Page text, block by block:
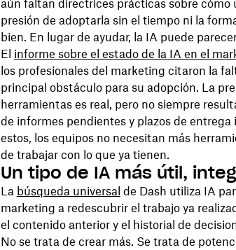
aún faltan directrices prácticas sobre cómo
presión de adoptarla sin el tiempo ni la
bien. En lugar de ayudar, la IA puede
El informe sobre el estado de la IA en el
los profesionales del marketing citaron la
principal obstáculo para su adopción. La
herramientas es real, pero no siempre
de informes pendientes y plazos de
estos, los equipos no necesitan más
de trabajar con lo que ya tienen.
Un tipo de IA más útil,
La búsqueda universal de Dash utiliza IA
marketing a redescubrir el trabajo ya
el contenido anterior y el historial de
No se trata de crear más. Se trata de